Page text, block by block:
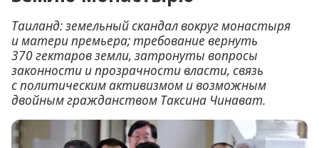
Таиланд: земельный скандал вокруг монастыря
и матери премьера; требование вернуть
370 гектаров земли, затронуты вопросы
законности и прозрачности власти, связь
с политическим активизмом и возможным
двойным гражданством Таксина Чинават.